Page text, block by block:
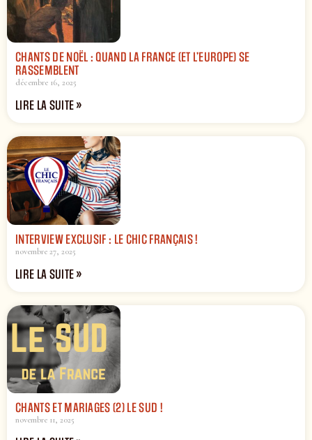
CHANTS DE NOËL : QUAND LA FRANCE (ET L’EUROPE) SE
RASSEMBLENT
décembre 16, 2025
LIRE LA SUITE »
INTERVIEW EXCLUSIF : LE CHIC FRANÇAIS !
novembre 27, 2025
LIRE LA SUITE »
CHANTS ET MARIAGES (2) LE SUD !
novembre 11, 2025